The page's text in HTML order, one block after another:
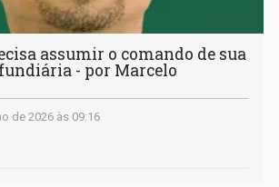
assumir o comando de sua
- por Marcelo
de 2026 às 09:16